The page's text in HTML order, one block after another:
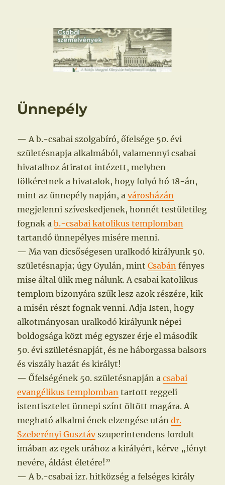
Csabai szemelvények
Ünnepély
— A b.-csabai szolgabíró, őfelsége 50. évi
születésnapja alkalmából, valamennyi csabai
hivatalhoz átiratot intézett, melyben
fölkéretnek a hivatalok, hogy folyó hó 18-án,
mint az ünnepély napján, avárosházán
megjelenni szíveskedjenek, honnét testületileg
fognak ab.-csabai katolikus templomban
tartandó ünnepélyes misére menni.
— Ma van dicsőségesen uralkodó királyunk 50.
születésnapja; úgy Gyulán, mintCsabán fényes
mise által ülik meg nálunk. A csabai katolikus
templom bizonyára szűk lesz azok részére, kik
a misén részt fognak venni. Adja Isten, hogy
alkotmányosan uralkodó királyunk népei
boldogsága közt még egyszer érje el második
50. évi születésnapját, és ne háborgassa balsors
és viszály hazát és királyt!
— Őfelségének 50. születésnapján acsabai
evangélikus templomban tartott reggeli
istentisztelet ünnepi színt öltött magára. A
megható alkalmi ének elzengése utándr.
Szeberényi Gusztávszuperintendens fordult
imában az egek urához a királyért, kérve „fényt
nevére, áldást életére!”
— A b.-csabai izr. hitközség a felséges király